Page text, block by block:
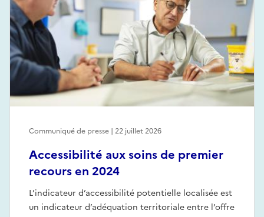
Accessibilité aux soins de premier
recours en 2024
L’indicateur d’accessibilité potentielle localisée est
un indicateur d’adéquation territoriale entre l’offre
Communiqué de presse | 22 juillet 2026